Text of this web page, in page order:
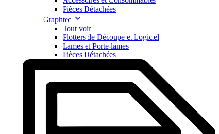
Pièces Détachées
Graphtec
Tout voir
Plotters de Découpe et Logiciel
Lames et Porte-lames
Pièces Détachées